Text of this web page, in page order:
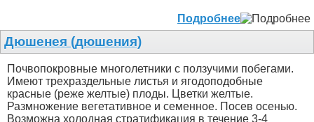
Подробнее
Дюшенея (дюшения)
Почвопокровные многолетники с ползучими побегами.
Имеют трехраздельные листья и ягодоподобные
красные (реже желтые) плоды. Цветки желтые.
Размножение вегетативное и семенное. Посев осенью.
Возможна холодная стратификация в течение 3-4